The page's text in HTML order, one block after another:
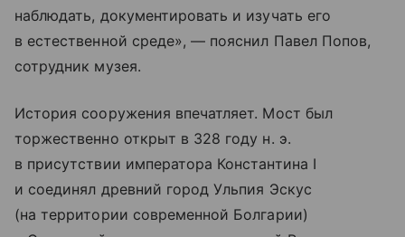
наблюдать, документировать и изучать его
в естественной среде», — пояснил Павел Попов,
сотрудник музея.
История сооружения впечатляет. Мост был
торжественно открыт в 328 году н. э.
в присутствии императора Константина I
и соединял древний город Ульпия Эскус
(на территории современной Болгарии)